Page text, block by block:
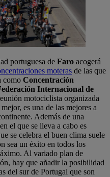
portuguesa de Faro acogerá
moteras de las que
como Concentración
Internacional de
motociclista organizada
es una de las mejores a
Además de una
el que se lleva a cabo es
se celebra el buen clima suele
sea un éxito en todos los
Al variado plan de
hay que añadir la posibilidad
del sur de Portugal que son